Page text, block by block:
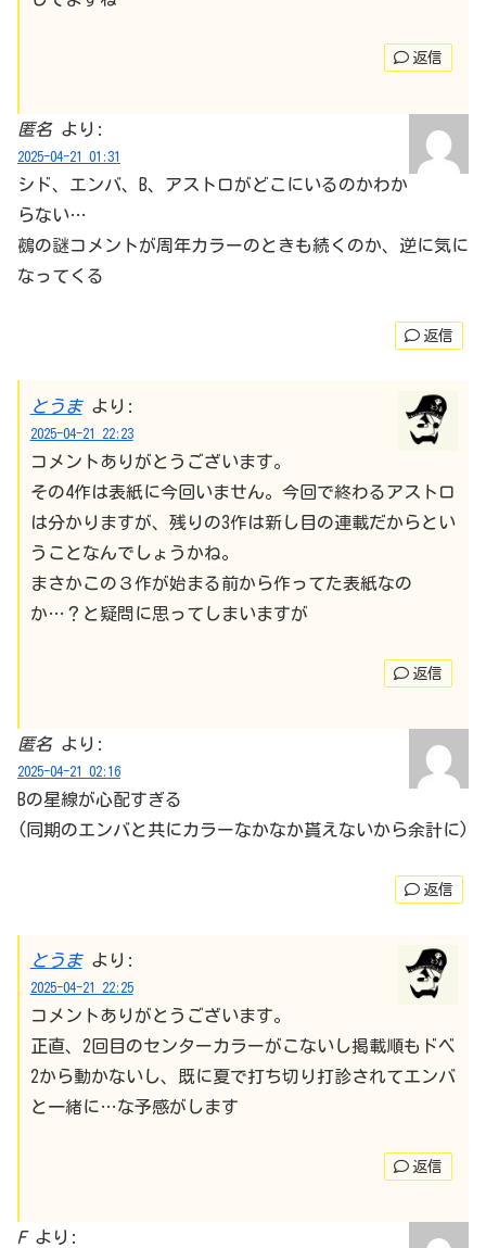
返信
匿名 より:
2025-04-21 01:31
シド、エンバ、B、アストロがどこにいるのかわか
らない…
鵺の謎コメントが周年カラーのときも続くのか、逆に気に
なってくる
返信
とうま より:
2025-04-21 22:23
コメントありがとうございます。
その4作は表紙に今回いません。今回で終わるアストロ
は分かりますが、残りの3作は新し目の連載だからとい
うことなんでしょうかね。
まさかこの３作が始まる前から作ってた表紙なの
か…？と疑問に思ってしまいますが
返信
匿名 より:
2025-04-21 02:16
Bの星線が心配すぎる
(同期のエンバと共にカラーなかなか貰えないから余計に)
返信
とうま より:
2025-04-21 22:25
コメントありがとうございます。
正直、2回目のセンターカラーがこないし掲載順もドベ
2から動かないし、既に夏で打ち切り打診されてエンバ
と一緒に…な予感がします
返信
F より: